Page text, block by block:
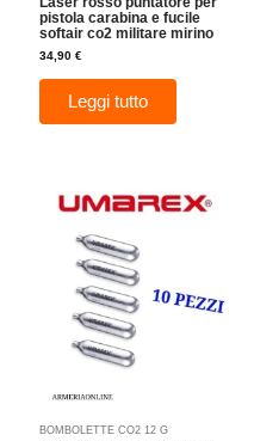
pistola carabina e fucile
softair co2 militare mirino
34,90€
Leggi tutto
BOMBOLETTE CO2 12 G